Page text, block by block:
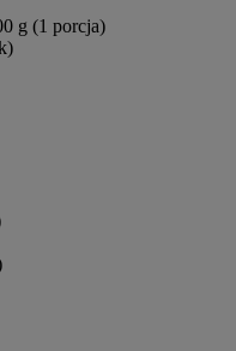
g (1 porcja)